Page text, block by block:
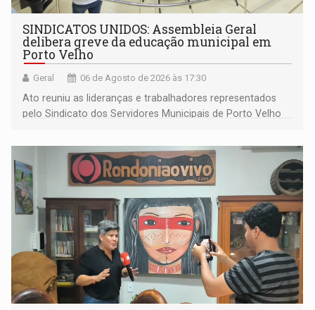
SINDICATOS UNIDOS: Assembleia Geral
delibera greve da educação municipal em
Porto Velho
Geral 06 de Agosto de 2026 às 17:30
Ato reuniu as lideranças e trabalhadores representados
pelo Sindicato dos Servidores Municipais de Porto Velho